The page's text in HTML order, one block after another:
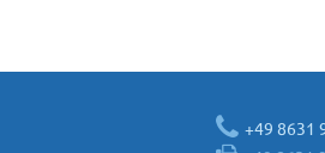
+49 8631